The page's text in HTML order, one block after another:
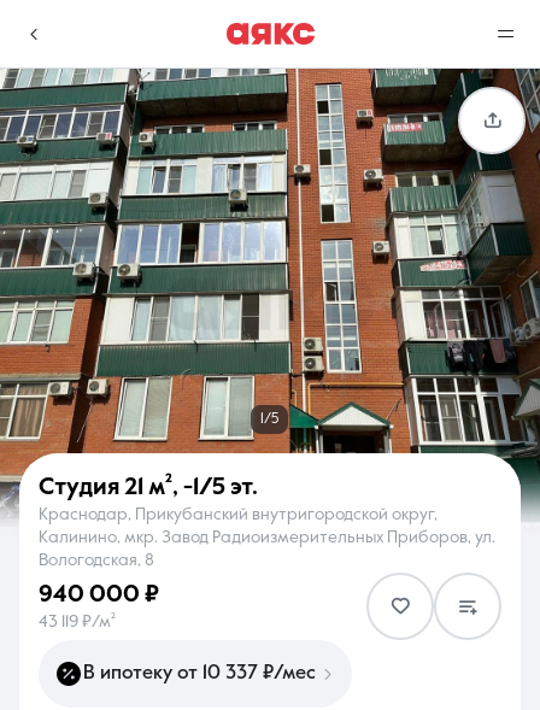
г. Краснодар
Избранное
0 объявлений
Сравнение
0 объявлений
Недвижимость Услуги
О компании Контакты
1/5
Студия 21 м², -1/5 эт.
Краснодар, Прикубанский внутригородской округ,
Калинино, мкр. Завод Радиоизмерительных Приборов, ул.
Вологодская, 8
940 000 ₽
43 119 ₽/м²
В ипотеку от 10 337 ₽/мес